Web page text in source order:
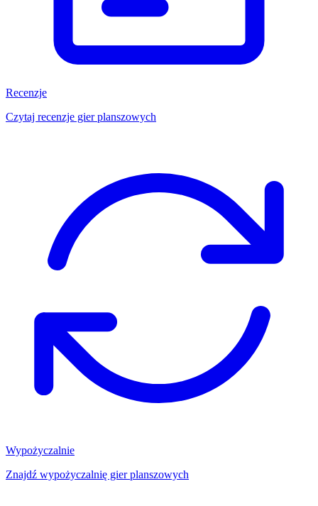
Recenzje
Czytaj recenzje gier planszowych
Wypożyczalnie
Znajdź wypożyczalnię gier planszowych